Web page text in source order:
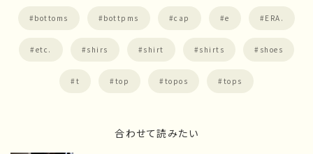
bottoms bottpms cap e ERA.
etc. shirs shirt shirts shoes
t top topos tops
合わせて読みたい